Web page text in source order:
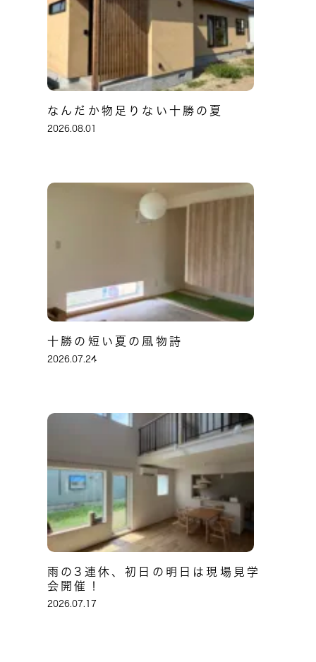
なんだか物足りない十勝の夏
2026.08.01
十勝の短い夏の風物詩
2026.07.24
雨の3連休、初日の明日は現場見学
会開催！
2026.07.17